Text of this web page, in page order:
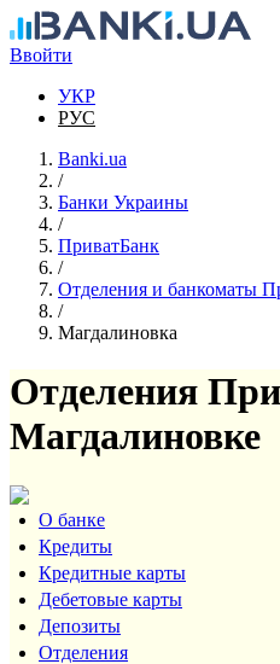
Перейти к основному
Ввойти
УКР
РУС
Banki.ua
/
Банки Украины
/
ПриватБанк
/
Отделения и банкоматы
/
Магдалиновка
Отделения
Магдалиновке
О банке
Кредиты
Кредитные карты
Дебетовые карты
Депозиты
Отделения